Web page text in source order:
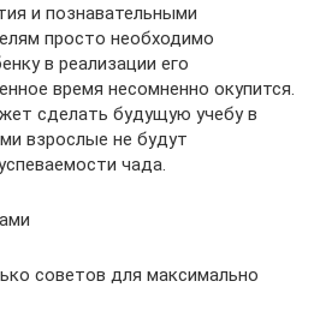
и познавательными
просто необходимо
в реализации его
время несомненно окупится.
сделать будущую учебу в
взрослые не будут
чада.
советов для максимально